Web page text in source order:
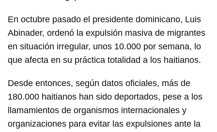
En octubre pasado el presidente dominicano, Luis
Abinader, ordenó la expulsión masiva de migrantes
en situación irregular, unos 10.000 por semana, lo
que afecta en su práctica totalidad a los haitianos.
Desde entonces, según datos oficiales, más de
180.000 haitianos han sido deportados, pese a los
llamamientos de organismos internacionales y
organizaciones para evitar las expulsiones ante la